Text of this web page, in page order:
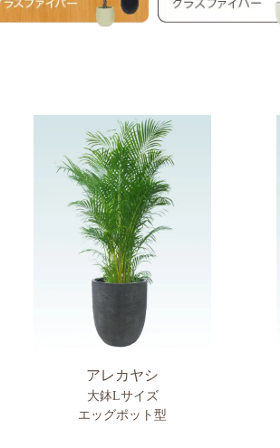
アレカヤシ
大鉢Lサイズ
エッグポット型